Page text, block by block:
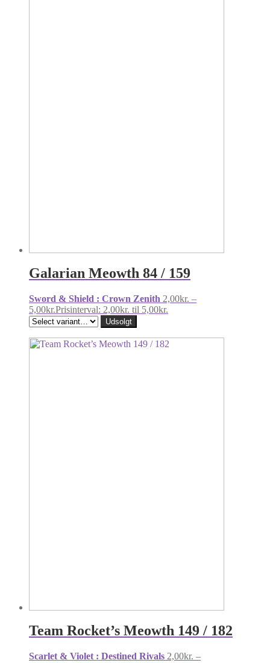
Galarian Meowth 84 / 159
Sword & Shield : Crown Zenith 2,00kr. –
5,00kr.Prisinterval: 2,00kr. til 5,00kr.
Udsolgt
Team Rocket’s Meowth 149 / 182
Scarlet & Violet : Destined Rivals 2,00kr. –